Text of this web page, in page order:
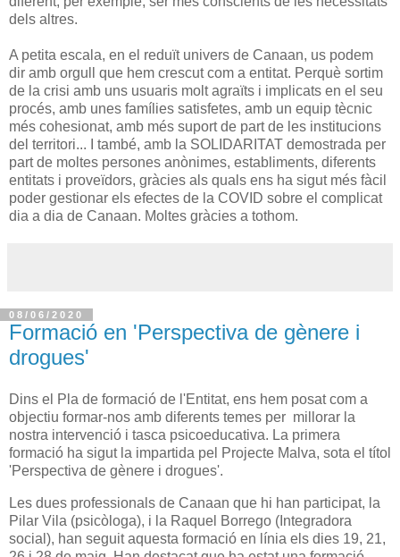
dels altres.
A petita escala, en el reduït univers de Canaan, us podem
dir amb orgull que hem crescut com a entitat. Perquè sortim
de la crisi amb uns usuaris molt agraïts i implicats en el seu
procés, amb unes famílies satisfetes, amb un equip tècnic
més cohesionat, amb més suport de part de les institucions
del territori... I també, amb la SOLIDARITAT demostrada per
part de moltes persones anònimes, establiments, diferents
entitats i proveïdors, gràcies als quals ens ha sigut més fàcil
poder gestionar els efectes de la COVID sobre el complicat
dia a dia de Canaan. Moltes gràcies a tothom.
08/06/2020
Formació en 'Perspectiva de gènere i
drogues'
Dins el Pla de formació de l'Entitat, ens hem posat com a
objectiu formar-nos amb diferents temes per millorar la
nostra intervenció i tasca psicoeducativa. La primera
formació ha sigut la impartida pel Projecte Malva, sota el títol
'Perspectiva de gènere i drogues'.
Les dues professionals de Canaan que hi han participat, la
Pilar Vila (psicòloga), i la Raquel Borrego (Integradora
social), han seguit aquesta formació en línia els dies 19, 21,